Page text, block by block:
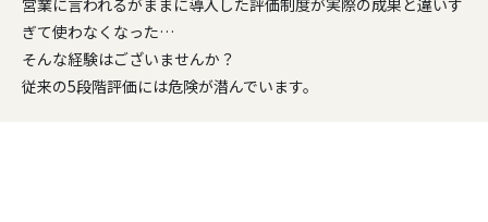
営業に言われるがままに導入した評価制度が実際の成果と違いす
ぎて使わなくなった…
そんな経験はございませんか？
従来の5段階評価には危険が潜んでいます。